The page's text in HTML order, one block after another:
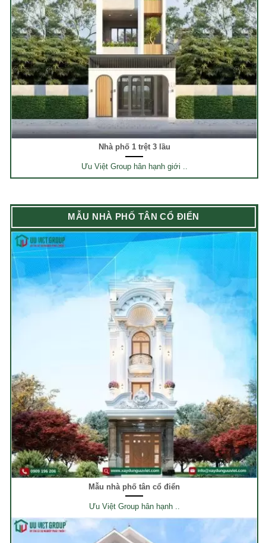
Nhà phố 1 trệt 3 lầu
Ưu Việt Group hân hạnh giới ..
MẪU NHÀ PHỐ TÂN CỔ ĐIỂN
Mẫu nhà phố tân cổ điển
Ưu Việt Group hân hạnh ..